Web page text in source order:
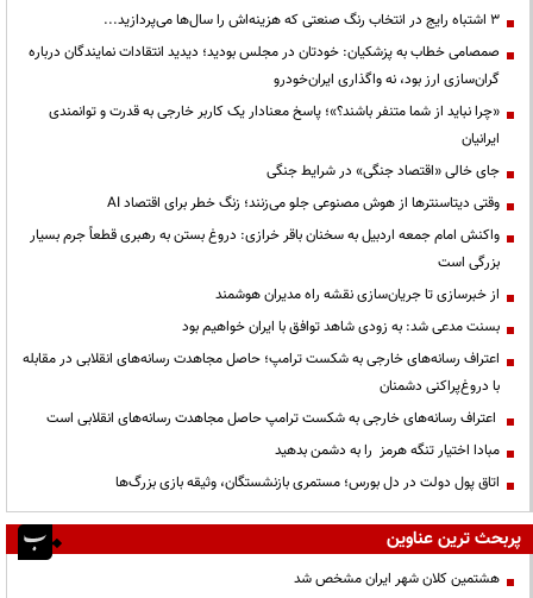
3 اشتباه رایج در انتخاب رنگ صنعتی که هزینه‌اش را سال‌ها می‌پردازید...
صمصامی خطاب به پزشکیان: خودتان در مجلس بودید؛ دیدید انتقادات نمایندگان درباره
گران‌سازی ارز بود، نه واگذاری ایران‌خودرو
«چرا نباید از شما متنفر باشند؟»؛ پاسخ معنادار یک کاربر خارجی به قدرت و توانمندی
ایرانیان
جای خالی «اقتصاد جنگی» در شرایط جنگی
وقتی دیتاسنترها از هوش مصنوعی جلو می‌زنند؛ زنگ خطر برای اقتصاد AI
واکنش امام جمعه اردبیل به سخنان باقر خرازی: دروغ بستن به رهبری قطعاً جرم بسیار
بزرگی است
از خبرسازی تا جریان‌سازی نقشه راه مدیران هوشمند
بسنت مدعی شد: به زودی شاهد توافق با ایران خواهیم بود
اعتراف رسانه‌های خارجی به شکست ترامپ؛ حاصل مجاهدت رسانه‌های انقلابی در مقابله
با دروغ‌پراکنی دشمنان
اعتراف رسانه‌های خارجی به شکست ترامپ حاصل مجاهدت رسانه‌های انقلابی است
مبادا اختیار تنگه هرمز را به دشمن بدهید
اتاق پول دولت در دل بورس؛ مستمری بازنشستگان، وثیقه بازی بزرگ‌ها
پربحث ترین عناوین
هشتمین کلان شهر ایران مشخص شد